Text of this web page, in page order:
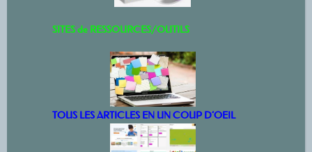
SITES de RESSOURCES/OUTILS
TOUS LES ARTICLES EN UN COUP D’OEIL